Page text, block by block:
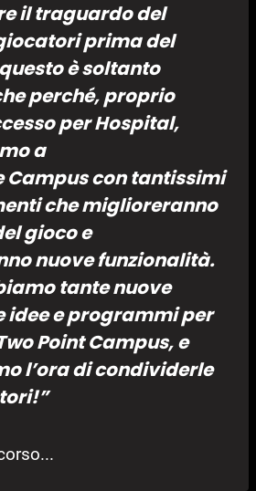
il traguardo del
prima del
è soltanto
perché, proprio
per Hospital,
a
Campus con tantissimi
che miglioreranno
gioco e
nuove funzionalità.
tante nuove
idee e programmi per
Point Campus, e
l’ora di condividerle